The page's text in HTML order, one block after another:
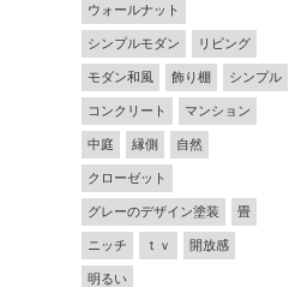
ウォールナット
シンプルモダン リビング
モダン和風 飾り棚 シンプル
コンクリート マンション
中庭 縁側 自然
クローゼット
グレーのデザイン塗装 畳
ニッチ ｔｖ 開放感
明るい